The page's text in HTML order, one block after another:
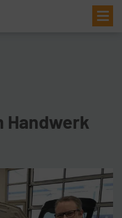
Handwerk